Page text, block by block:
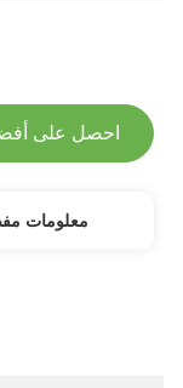
احصل على
معلومات